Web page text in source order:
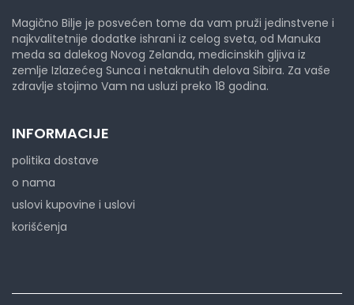
Magično Bilje je posvećen tome da vam pruži jedinstvene i
najkvalitetnije dodatke ishrani iz celog sveta, od Manuka
meda sa dalekog Novog Zelanda, medicinskih gljiva iz
zemlje Izlazećeg Sunca i netaknutih delova Sibira. Za vaše
zdravlje stojimo Vam na usluzi preko 18 godina.
INFORMACIJE
politika dostave
o nama
uslovi kupovine i uslovi
korišćenja